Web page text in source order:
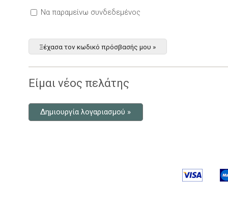
Να παραμείνω συνδεδεμένος
Ξέχασα τον κωδικό πρόσβασής μου »
Είμαι νέος πελάτης
Δημιουργία λογαριασμού »